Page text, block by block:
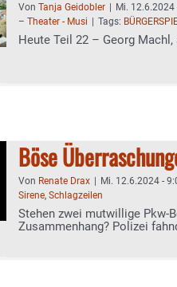
Von Tanja Geidobler Mi. 12.6.2024
– Theater - Musi
Tags:
Heute Teil 22 – Georg
Böse
Von Renate Drax Mi. 12.6.2024 -
Sirene, Schlagzeilen
Stehen zwei mutwillige Pkw-
Zusammenhang? Polizei